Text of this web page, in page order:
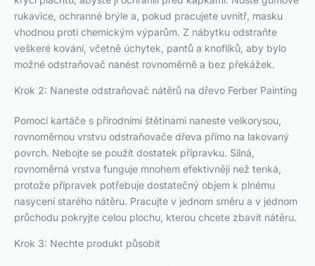
rukavice, ochranné brýle a, pokud pracujete uvnitř, masku
vhodnou proti chemickým výparům. Z nábytku odstraňte
veškeré kování, včetně úchytek, pantů a knoflíků, aby bylo
možné odstraňovač nanést rovnoměrně a bez překážek.
Krok 2: Naneste odstraňovač nátěrů na dřevo Ferber Painting
Pomocí kartáče s přírodními štětinami naneste velkorysou,
rovnoměrnou vrstvu odstraňovače dřeva přímo na lakovaný
povrch. Nebojte se použít dostatek přípravku. Silná,
rovnoměrná vrstva funguje mnohem efektivněji než tenká,
protože přípravek potřebuje dostatečný objem k plnému
nasycení starého nátěru. Pracujte v jednom směru a v jednom
průchodu pokryjte celou plochu, kterou chcete zbavit nátěru.
Krok 3: Nechte produkt působit